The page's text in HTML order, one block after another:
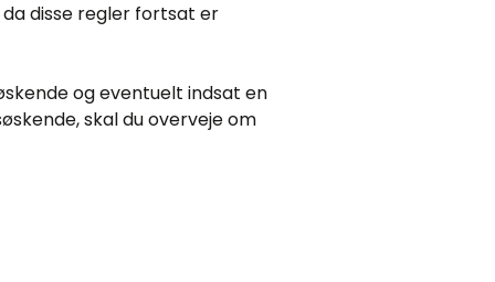
disse regler fortsat er
og eventuelt indsat en
skal du overveje om